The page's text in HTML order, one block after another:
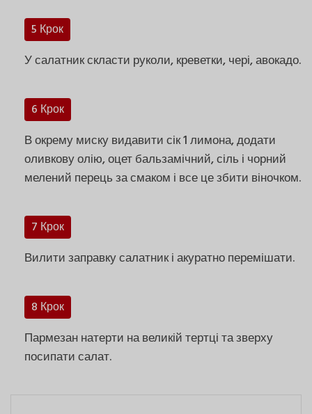
5 Крок
У салатник скласти руколи, креветки, чері, авокадо.
6 Крок
В окрему миску видавити сік 1 лимона, додати
оливкову олію, оцет бальзамічний, сіль і чорний
мелений перець за смаком і все це збити віночком.
7 Крок
Вилити заправку салатник і акуратно перемішати.
8 Крок
Пармезан натерти на великій тертці та зверху
посипати салат.